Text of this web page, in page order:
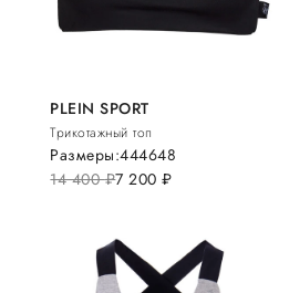
PLEIN SPORT
Трикотажный топ
14 400руб.7 200руб.
Размеры:444648